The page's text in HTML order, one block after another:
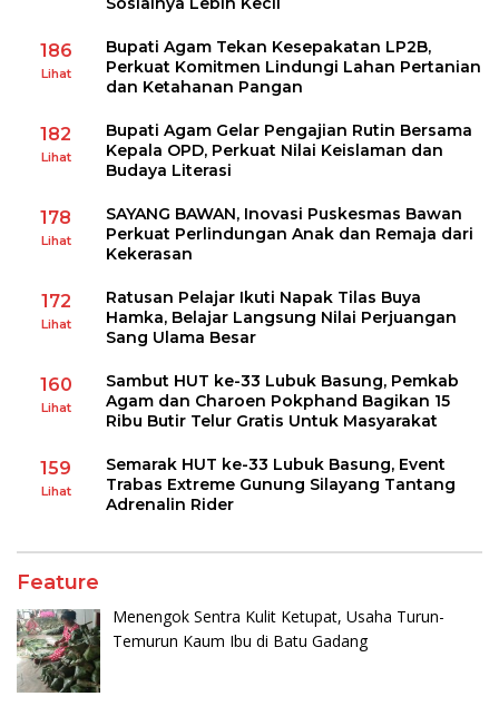
186
Lihat
Bupati Agam Tekan Kesepakatan LP2B,
Perkuat Komitmen Lindungi Lahan Pertanian
dan Ketahanan Pangan
182
Lihat
Bupati Agam Gelar Pengajian Rutin Bersama
Kepala OPD, Perkuat Nilai Keislaman dan
Budaya Literasi
178
Lihat
SAYANG BAWAN, Inovasi Puskesmas Bawan
Perkuat Perlindungan Anak dan Remaja dari
Kekerasan
172
Lihat
Ratusan Pelajar Ikuti Napak Tilas Buya
Hamka, Belajar Langsung Nilai Perjuangan
Sang Ulama Besar
160
Lihat
Sambut HUT ke-33 Lubuk Basung, Pemkab
Agam dan Charoen Pokphand Bagikan 15
Ribu Butir Telur Gratis Untuk Masyarakat
159
Lihat
Semarak HUT ke-33 Lubuk Basung, Event
Trabas Extreme Gunung Silayang Tantang
Adrenalin Rider
Feature
Menengok Sentra Kulit Ketupat, Usaha Turun-
Temurun Kaum Ibu di Batu Gadang